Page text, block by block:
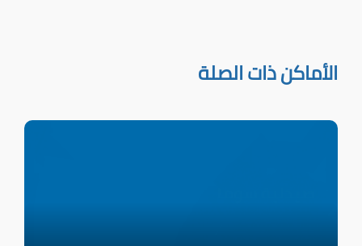
الأماكن ذات الصلة